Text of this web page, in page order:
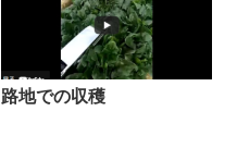
路地での収穫